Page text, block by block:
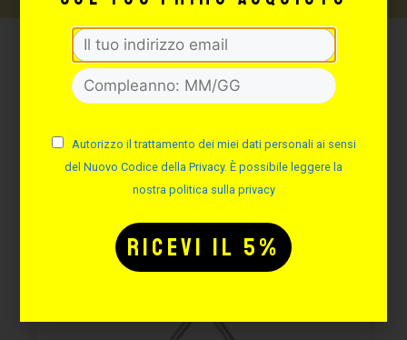
Potrebbe interessarti
anche:
Autorizzo il trattamento dei miei dati personali ai sensi
del Nuovo Codice della Privacy. È possibile leggere la
nostra politica sulla privacy